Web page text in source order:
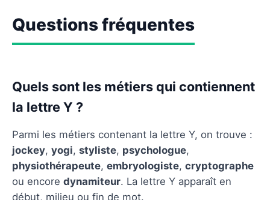
Questions fréquentes
Quels sont les métiers qui contiennent
la lettre Y ?
Parmi les métiers contenant la lettre Y, on trouve :
jockey, yogi, styliste, psychologue,
physiothérapeute, embryologiste, cryptographe
ou encore dynamiteur. La lettre Y apparaît en
début, milieu ou fin de mot.